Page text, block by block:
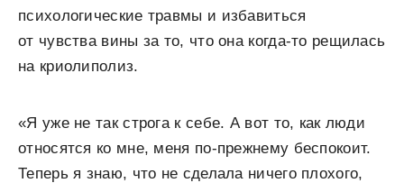
психологические травмы и избавиться
от чувства вины за то, что она когда-то рещилась
на криолиполиз.
«Я уже не так строга к себе. А вот то, как люди
относятся ко мне, меня по-прежнему беспокоит.
Теперь я знаю, что не сделала ничего плохого,